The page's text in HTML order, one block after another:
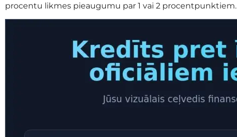
procentu likmes pieaugumu par 1 vai 2 procentpunktiem.